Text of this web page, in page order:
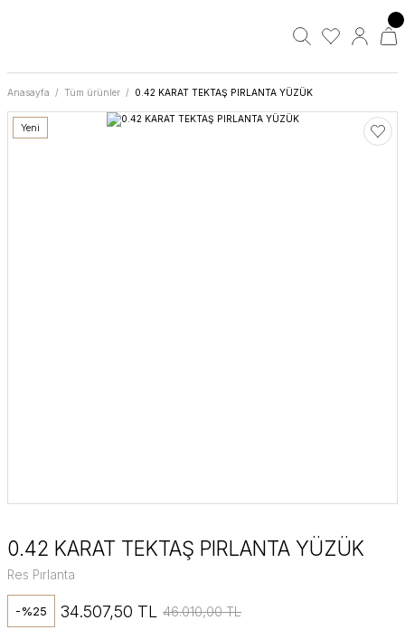
Anasayfa Tüm ürünler 0.42 KARAT TEKTAŞ PIRLANTA YÜZÜK
Yeni
0.42 KARAT TEKTAŞ PIRLANTA YÜZÜK
Res Pırlanta
-%25 34.507,50 TL 46.010,00 TL